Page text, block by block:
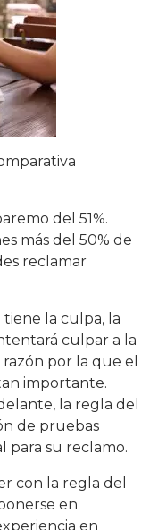
del 51%.
más del 50% de
reclamar
la culpa, la
culpar a la
por la que el
importante.
la regla del
de pruebas
para su reclamo.
con la regla del
en
en